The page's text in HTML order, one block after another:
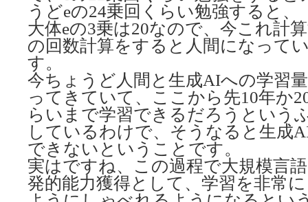
うどeの24乗回くらい勉強すると、
大体eの3乗は20なので、今これ計
の回数計算をすると人間になって
す。
今ちょうど人間と生成AIへの学習
ってきていて、ここから先10年か
らいまで学習できるだろうという
しているわけで、そうなると生成
できないということです。
実はですね、この過程で大規模言
発的能力獲得として、学習を非常